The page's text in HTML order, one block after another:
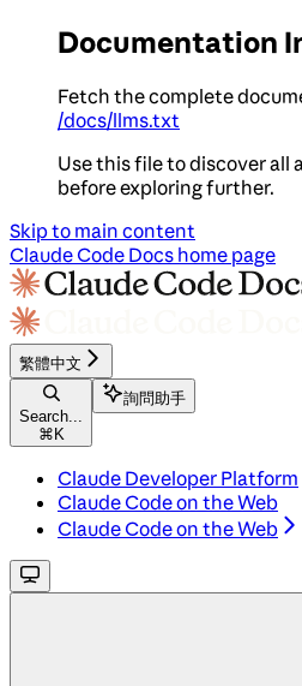
Documentation
Fetch the complete
/docs/llms.txt
Use this file to discover all
before exploring further.
Skip to main content
Claude Code Docs home page
繁體中文
Search...
⌘ K
詢問助手
Claude Developer Platform
Claude Code on the Web
Claude Code on the Web